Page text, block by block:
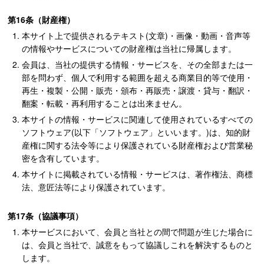
第16条（財産権）
本サイト上で提供されるテキスト(文章)・画像・動画・音声等
の情報やサービスについての財産権は当社に帰属します。
会員は、当社の提供する情報・サービスを、その全部または一
部を問わず、個人で利用する範囲を超える商業目的等で使用・
再生・複製・公開・販売・頒布・再販売・譲渡・貸与・翻訳・
翻案・転載・再利用することは出来ません。
本サイトの情報・サービスに関連して使用されているすべての
ソフトウェア(以下「ソフトウェア」といいます。)は、知的財
産権に関する法令等により保護されている財産権および営業秘
密を含有しています。
本サイトに掲載されている情報・サービスは、著作権法、商標
法、意匠法等により保護されています。
第17条（協議事項）
本サービスにおいて、会員と当社との間で問題が生じた場合に
は、会員と当社で、誠意をもって協議しこれを解決するものと
します。